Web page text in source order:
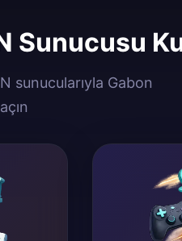
sunucularıyla Gabon